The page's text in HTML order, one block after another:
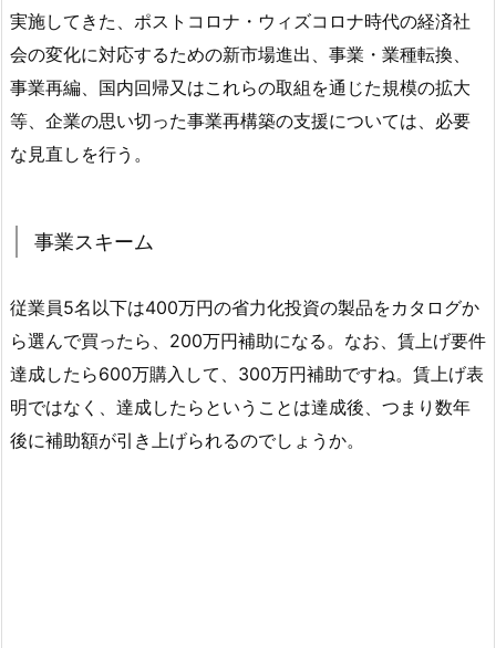
実施してきた、ポストコロナ・ウィズコロナ時代の経済社
会の変化に対応するための新市場進出、事業・業種転換、
事業再編、国内回帰又はこれらの取組を通じた規模の拡大
等、企業の思い切った事業再構築の支援については、必要
な見直しを行う。
事業スキーム
従業員5名以下は400万円の省力化投資の製品をカタログか
ら選んで買ったら、200万円補助になる。なお、賃上げ要件
達成したら600万購入して、300万円補助ですね。賃上げ表
明ではなく、達成したらということは達成後、つまり数年
後に補助額が引き上げられるのでしょうか。